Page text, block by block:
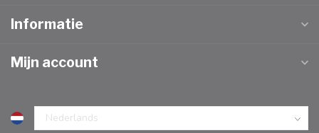
Informatie
Mijn account